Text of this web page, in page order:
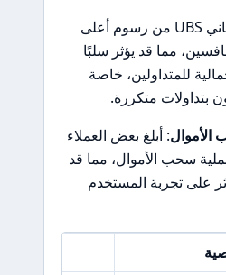
: تعاني UBS من رسوم أعلى
مما قد يؤثر سلبًا
للمتداولين، خاصة
بتداولات متكررة.
: أبلغ بعض العملاء
سحب الأموال، مما قد
على تجربة المستخدم